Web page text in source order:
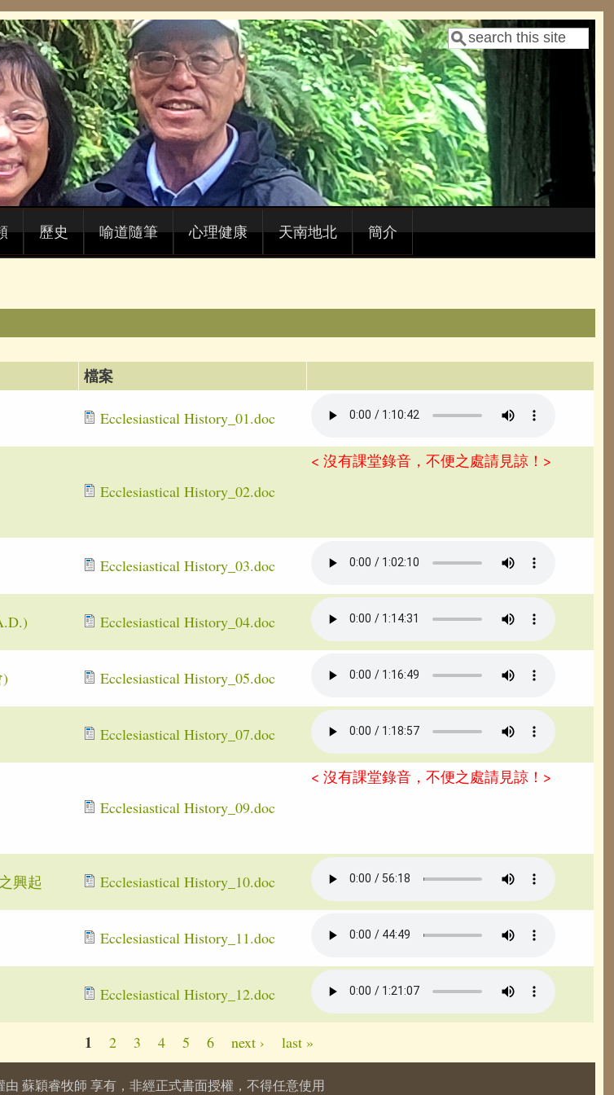
Search form
Search
歷史 喻道隨筆 心理健康 天南地北 簡介
檔案
Ecclesiastical History_01.doc
Ecclesiastical History_02.doc
< 沒有課堂錄音，不便之處請見諒！>
Ecclesiastical History_03.doc
Ecclesiastical History_04.doc
Ecclesiastical History_05.doc
Ecclesiastical History_07.doc
Ecclesiastical History_09.doc
< 沒有課堂錄音，不便之處請見諒！>
興起 Ecclesiastical History_10.doc
Ecclesiastical History_11.doc
Ecclesiastical History_12.doc
1 2 3 4 5 6 next › last »
由 蘇穎睿牧師 享有，非經正式書面授權，不得任意使用